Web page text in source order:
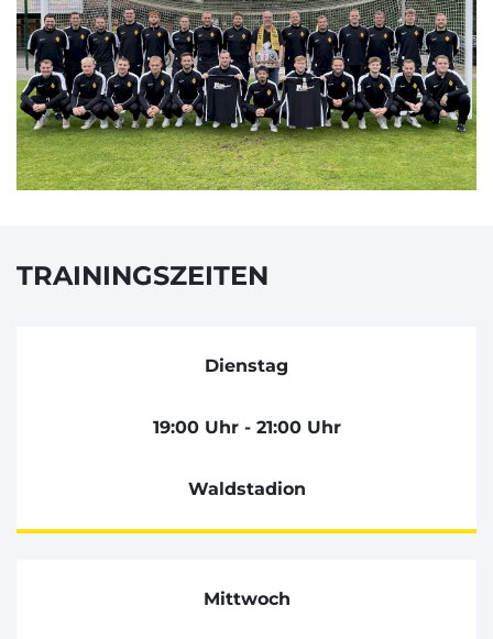
TRAININGSZEITEN
Dienstag
19:00 Uhr - 21:00 Uhr
Waldstadion
Mittwoch